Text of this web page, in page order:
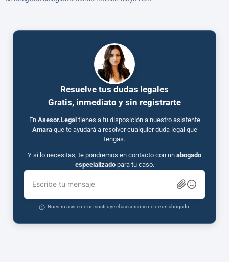
Resuelve tus dudas legales
Gratis, inmediato y sin registrarte
En Asesor.Legal tienes a tu disposición a nuestro asistente
Amaraque te ayudará a resolver cualquier duda legal que
tengas.
Y si lo necesitas, te pondremos en contacto con un abogado
especializadopara tu caso.
Escribe tu mensaje
Nuestro asistente no sustituye el asesoramiento de un abogado.